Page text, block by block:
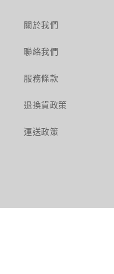
關於我們
聯絡我們
服務條款
退換貨政策
運送政策